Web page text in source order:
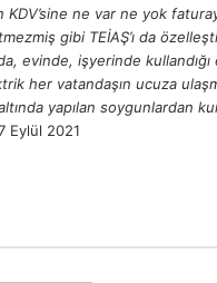
KDV’sine ne var ne yok
gibi TEİAŞ’ı da
evinde, işyerinde
her vatandaşın ucuza
yapılan soygunlardan
Eylül 2021